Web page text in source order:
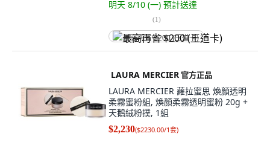
明天 8/10 (一) 預計送達
(1)
最高再省 $200 (王道卡)
LAURA MERCIER 官方正品
LAURA MERCIER 蘿拉蜜思 煥顏透明
柔霧蜜粉組, 煥顏柔霧透明蜜粉 20g +
天鵝絨粉撲, 1組
$2,230($2230.00/1套)